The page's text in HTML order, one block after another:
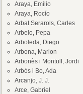
Araya, Emilio
Araya, Rocío
Arbat Serarols, Carles
Arbelo, Pepa
Arboleda, Diego
Arbona, Marion
Arbonès i Montull, Jordi
Arbós i Bo, Ada
Arcanjo, J. J.
Arce, Gabriel